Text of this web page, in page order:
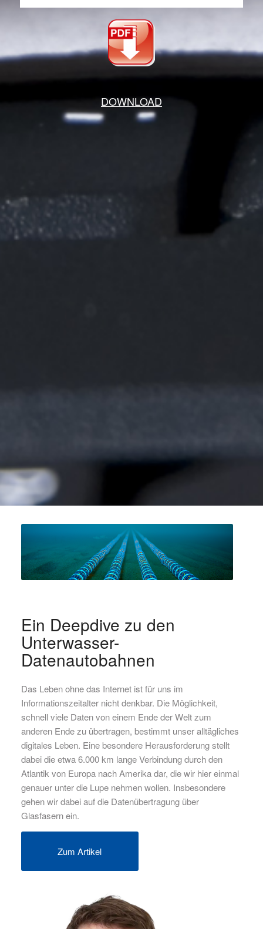
DOWNLOAD
Ein Deepdive zu den
Unterwasser-
Datenautobahnen
Das Leben ohne das Internet ist für uns im
Informationszeitalter nicht denkbar. Die Möglichkeit,
schnell viele Daten von einem Ende der Welt zum
anderen Ende zu übertragen, bestimmt unser alltägliches
digitales Leben. Eine besondere Herausforderung stellt
dabei die etwa 6.000 km lange Verbindung durch den
Atlantik von Europa nach Amerika dar, die wir hier einmal
genauer unter die Lupe nehmen wollen. Insbesondere
gehen wir dabei auf die Datenübertragung über
Glasfasern ein.
Zum Artikel